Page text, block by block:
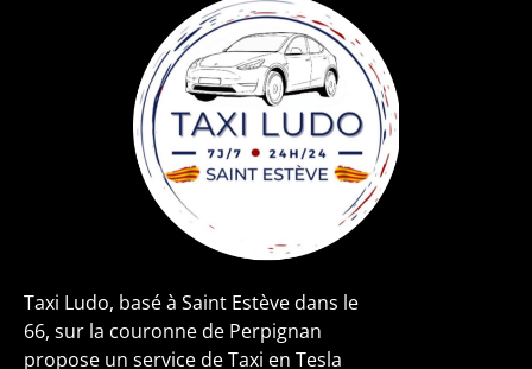
Taxi Ludo, basé à Saint Estève dans le
66, sur la couronne de Perpignan
propose un service de Taxi en Tesla